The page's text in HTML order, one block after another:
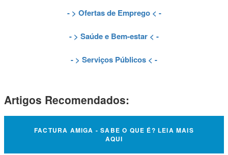
- > Ofertas de Emprego< -
- > Saúde e Bem-estar < -
- > Serviços Públicos < -
Artigos Recomendados:
FACTURA AMIGA - SABE O QUE É? LEIA MAIS
AQUI